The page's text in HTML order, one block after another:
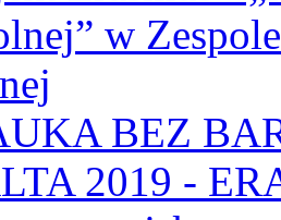
w
BEZ
2019 -